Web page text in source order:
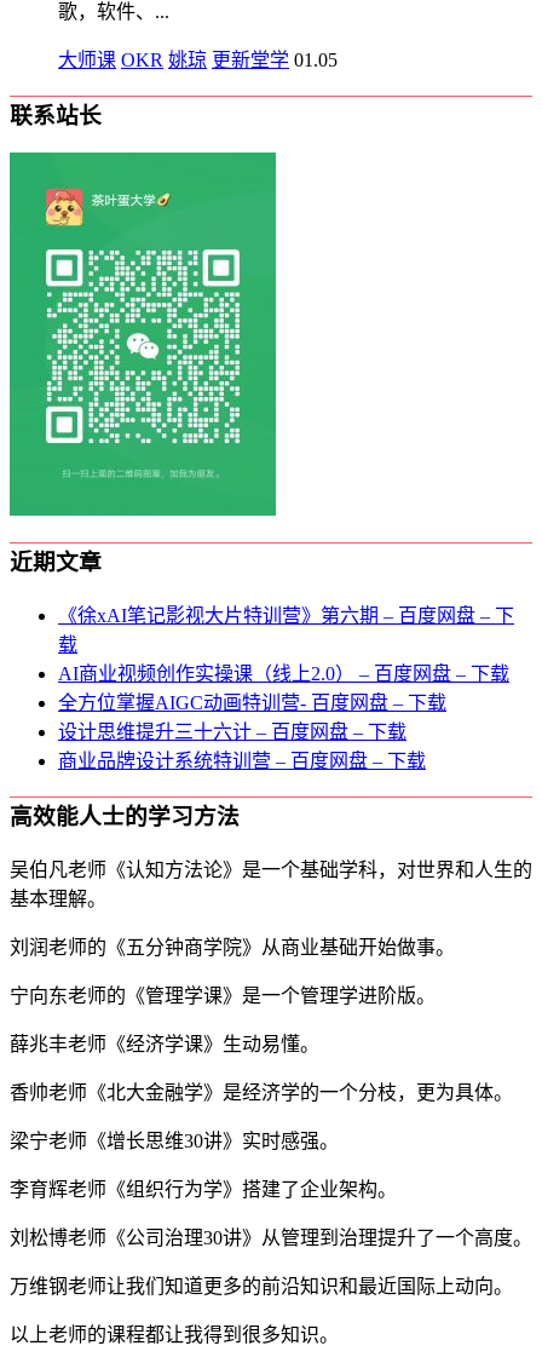
歌，软件、...
大师课 OKR 姚琼 更新堂学 01.05
联系站长
近期文章
《徐xAI笔记影视大片特训营》第六期 – 百度网盘 – 下
载
AI商业视频创作实操课（线上2.0） – 百度网盘 – 下载
全方位掌握AIGC动画特训营- 百度网盘 – 下载
设计思维提升三十六计 – 百度网盘 – 下载
商业品牌设计系统特训营 – 百度网盘 – 下载
高效能人士的学习方法
吴伯凡老师《认知方法论》是一个基础学科，对世界和人生的
基本理解。
刘润老师的《五分钟商学院》从商业基础开始做事。
宁向东老师的《管理学课》是一个管理学进阶版。
薛兆丰老师《经济学课》生动易懂。
香帅老师《北大金融学》是经济学的一个分枝，更为具体。
梁宁老师《增长思维30讲》实时感强。
李育辉老师《组织行为学》搭建了企业架构。
刘松博老师《公司治理30讲》从管理到治理提升了一个高度。
万维钢老师让我们知道更多的前沿知识和最近国际上动向。
以上老师的课程都让我得到很多知识。